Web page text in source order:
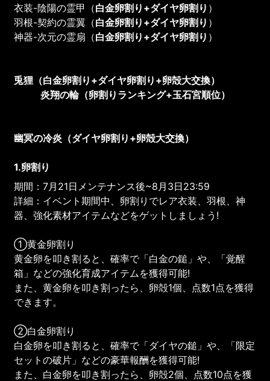
衣装-陰陽の霊甲（白金卵割り +ダイヤ卵割り ）
羽根-契約の霊翼（白金卵割り +ダイヤ卵割り ）
神器-次元の霊扇（白金卵割り +ダイヤ卵割り ）
兎狸（白金卵割り+ダイヤ卵割り+卵殻大交換）
炎翔の輪（卵割りランキング+玉石宮順位）
幽冥の冷炎（ダイヤ卵割り+卵殻大交換）
1.卵割り
期間：7月21日メンテナンス後~8月3日23:59
詳細：イベント期間中、卵割りでレア衣装、羽根、神
器、強化素材アイテムなどをゲットしましょう!
①黄金卵割り
黄金卵を叩き割ると、確率で「白金の鎚」や、「覚醒
箱」などの強化育成アイテムを獲得可能!
また、黄金卵を叩き割ったら、卵殻1個、点数1点を獲得
できます。
②白金卵割り
白金卵を叩き割ると、確率で「ダイヤの鎚」や、「限定
セットの破片」などの豪華報酬を獲得可能!
また、白金卵を叩き割ったら、卵殻2個、点数10点を獲